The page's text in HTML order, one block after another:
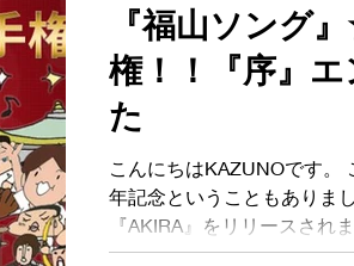
『福山ソング
権！！『序』
た
こんにちはKAZUNOです。
年記念ということもありま
『AKIRA』をリリースされ
してTikTok上で1分未満で